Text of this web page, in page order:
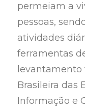
permeiam a
pessoas,
atividades
ferramentas
levantamento
Brasileira das
Informação e